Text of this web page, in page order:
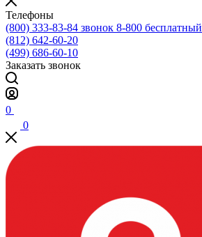
Телефоны
(800) 333-83-84 звонок 8-800 бесплатный
(812) 642-60-20
(499) 686-60-10
Заказать звонок
0
0